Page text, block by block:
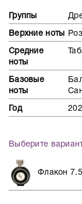
Группы
Верхние ноты
Средние
ноты
Базовые
ноты
Год
Выберите
Флакон